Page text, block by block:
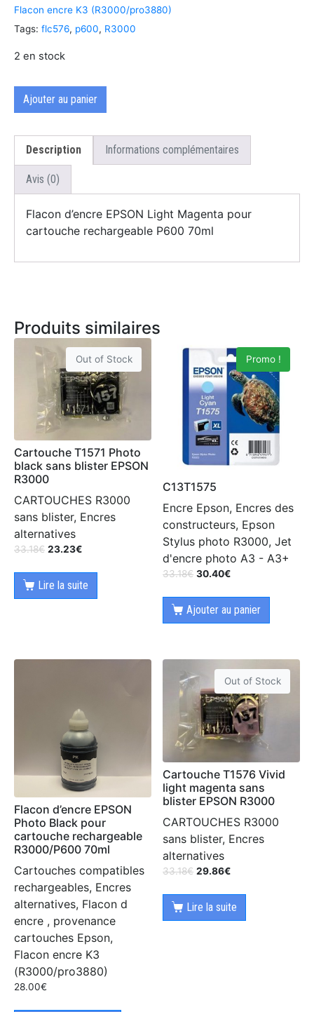
Flacon encre K3 (R3000/pro3880)
Tags: flc576, p600, R3000
2 en stock
Ajouter au panier
Description Informations complémentaires
Avis (0)
Flacon d’encre EPSON Light Magenta pour
cartouche rechargeable P600 70ml
Produits similaires
Out of Stock
Cartouche T1571 Photo
black sans blister EPSON
R3000
CARTOUCHES R3000
sans blister, Encres
alternatives
33.18€ 23.23€
Lire la suite
Promo !
C13T1575
Encre Epson, Encres des
constructeurs, Epson
Stylus photo R3000, Jet
d'encre photo A3 - A3+
33.18€ 30.40€
Ajouter au panier
Flacon d’encre EPSON
Photo Black pour
cartouche rechargeable
R3000/P600 70ml
Cartouches compatibles
rechargeables, Encres
alternatives, Flacon d
encre , provenance
cartouches Epson,
Flacon encre K3
(R3000/pro3880)
28.00€
Out of Stock
Cartouche T1576 Vivid
light magenta sans
blister EPSON R3000
CARTOUCHES R3000
sans blister, Encres
alternatives
33.18€ 29.86€
Lire la suite